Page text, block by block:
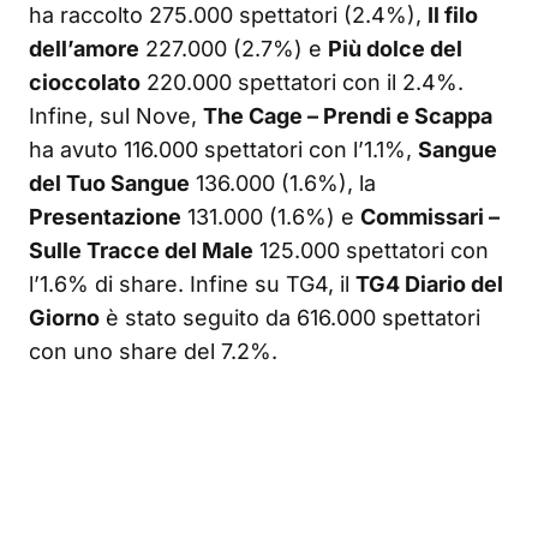
ha raccolto 275.000 spettatori (2.4%), Il filo
dell’amore 227.000 (2.7%) e Più dolce del
cioccolato 220.000 spettatori con il 2.4%.
Infine, sul Nove, The Cage – Prendi e Scappa
ha avuto 116.000 spettatori con l’1.1%, Sangue
del Tuo Sangue 136.000 (1.6%), la
Presentazione 131.000 (1.6%) e Commissari –
Sulle Tracce del Male 125.000 spettatori con
l’1.6% di share. Infine su TG4, il TG4 Diario del
Giorno è stato seguito da 616.000 spettatori
con uno share del 7.2%.